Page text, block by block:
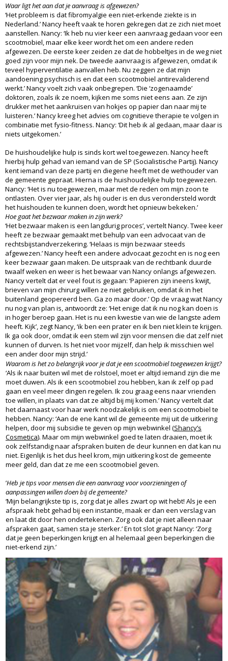
Waar ligt het aan dat je aanvraag is afgewezen?
‘Het probleem is dat fibromyalgie een niet-erkende ziekte is in
Nederland.’ Nancy heeft vaak te horen gekregen dat ze zich niet moet
aanstellen. Nancy: ‘Ik heb nu vier keer een aanvraag gedaan voor een
scootmobiel, maar elke keer wordt het om een andere reden
afgewezen. De eerste keer zeiden ze dat de hobbeltjes in de weg niet
goed zijn voor mijn nek. De tweede aanvraag is afgewezen, omdat ik
teveel hyperventilatie aanvallen heb. Nu zeggen ze dat mijn
aandoening psychisch is en dat een scootmobiel antirevaliderend
werkt.’ Nancy voelt zich vaak onbegrepen. ‘Die ‘zogenaamde’
doktoren, zoals ik ze noem, kijken me soms niet eens aan. Ze zijn
drukker met het aankruisen van hokjes op papier dan naar mij te
luisteren.’ Nancy kreeg het advies om cognitieve therapie te volgen in
combinatie met fysio-fitness. Nancy: ‘Dit heb ik al gedaan, maar daar is
niets uitgekomen.’
De huishoudelijke hulp is sinds kort wel toegewezen. Nancy heeft
hierbij hulp gehad van iemand van de SP (Socialistische Partij). Nancy
kent iemand van deze partij en diegene heeft met de wethouder van
de gemeente gepraat. Hierna is de huishoudelijke hulp toegewezen.
Nancy: ‘Het is nu toegewezen, maar met de reden om mijn zoon te
ontlasten. Over vier jaar, als hij ouder is en dus verondersteld wordt
het huishouden te kunnen doen, wordt het opnieuw bekeken.’
Hoe gaat het bezwaar maken in zijn werk?
‘Het bezwaar maken is een langdurig proces’, vertelt Nancy. Twee keer
heeft ze bezwaar gemaakt met behulp van een advocaat van de
rechtsbijstandverzekering. ‘Helaas is mijn bezwaar steeds
afgewezen.’ Nancy heeft een andere advocaat gezocht en is nog een
keer bezwaar gaan maken. De uitspraak van de rechtbank duurde
twaalf weken en weer is het bewaar van Nancy onlangs afgewezen.
Nancy vertelt dat er veel fout is gegaan: ‘Papieren zijn ineens kwijt,
brieven van mijn chirurg willen ze niet gebruiken, omdat ik in het
buitenland geopereerd ben. Ga zo maar door.’ Op de vraag wat Nancy
nu nog van plan is, antwoordt ze: ‘Het enige dat ik nu nog kan doen is
in hoger beroep gaan. Het is nu een kwestie van wie de langste adem
heeft. Kijk’, zegt Nancy, ‘ik ben een prater en ik ben niet klein te krijgen.
Ik ga ook door, omdat ik een stem wil zijn voor mensen die dat zelf niet
kunnen of durven. Is het niet voor mijzelf, dan help ik misschien wel
een ander door mijn strijd.’
Waarom is het zo belangrijk voor je dat je een scootmobiel toegewezen krijgt?
‘Als ik naar buiten wil met de rolstoel, moet er altijd iemand zijn die me
moet duwen. Als ik een scootmobiel zou hebben, kan ik zelf op pad
gaan en veel meer dingen regelen. Ik zou graag eens naar vrienden
toe willen, in plaats van dat ze altijd bij mij komen.’ Nancy vertelt dat
het daarnaast voor haar werk noodzakelijk is om een scootmobiel te
hebben. Nancy: ‘Aan de ene kant wil de gemeente mij uit de uitkering
helpen, door mij subsidie te geven op mijn webwinkel (Shancy’s
Cosmetica). Maar om mijn webwinkel goed te laten draaien, moet ik
ook zelfstandig naar afspraken buiten de deur kunnen en dat kan nu
niet. Eigenlijk is het dus heel krom, mijn uitkering kost de gemeente
meer geld, dan dat ze me een scootmobiel geven.
’Heb je tips voor mensen die een aanvraag voor voorzieningen of
aanpassingen willen doen bij de gemeente?
‘Mijn belangrijkste tip is, zorg dat je alles zwart op wit hebt! Als je een
afspraak hebt gehad bij een instantie, maak er dan een verslag van
en laat dit door hen ondertekenen. Zorg ook dat je niet alleen naar
afspraken gaat, samen sta je sterker.’ En tot slot grapt Nancy: ‘Zorg
dat je geen beperkingen krijgt en al helemaal geen beperkingen die
niet-erkend zijn.’